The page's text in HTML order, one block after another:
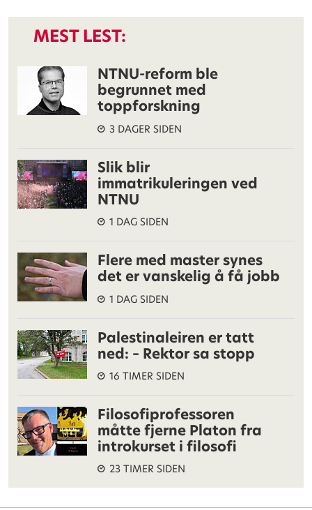
MEST LEST:
NTNU-reform ble
begrunnet med
toppforskning
3 DAGER SIDEN
Slik blir
immatrikuleringen ved
NTNU
1 DAG SIDEN
Flere med master synes
det er vanskelig å få jobb
1 DAG SIDEN
Palestinaleiren er tatt
ned: – Rektor sa stopp
16 TIMER SIDEN
Filosofiprofessoren
måtte fjerne Platon fra
introkurset i filosofi
23 TIMER SIDEN